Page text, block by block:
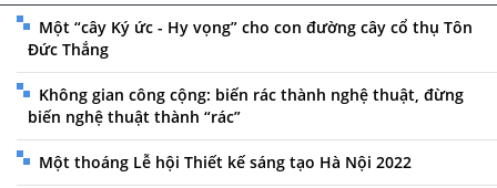
Một “cây Ký ức - Hy vọng” cho con đường cây cổ thụ Tôn
Đức Thắng
Không gian công cộng: biến rác thành nghệ thuật, đừng
biến nghệ thuật thành “rác”
Một thoáng Lễ hội Thiết kế sáng tạo Hà Nội 2022